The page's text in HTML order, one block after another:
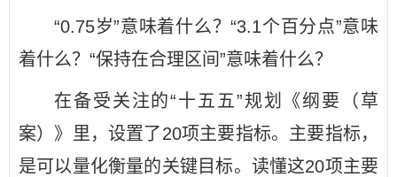
“0.75岁”意味着什么？“3.1个百分点”意味
着什么？“保持在合理区间”意味着什么？
在备受关注的“十五五”规划《纲要（草
案）》里，设置了20项主要指标。主要指标，
是可以量化衡量的关键目标。读懂这20项主要